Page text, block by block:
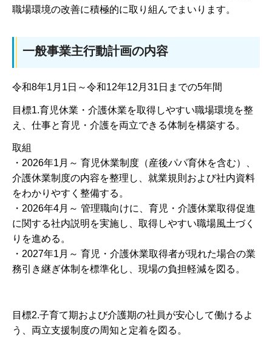
職場環境の改善に積極的に取り組んでまいります。
一般事業主行動計画の内容
令和8年1月1日～令和12年12月31日までの5年間
目標1.育児休業・介護休業を取得しやすい職場環境を整
え、仕事と育児・介護を両立できる体制を構築する。
取組
・2026年1月～ 育児休業制度（産後パパ育休を含む）、
介護休業制度の内容を整理し、就業規則および社内資料
をわかりやすく整備する。
・2026年4月～ 管理職向けに、育児・介護休業取得促進
に関する社内説明を実施し、取得しやすい職場風土づく
りを進める。
・2027年1月～ 育児・介護休業取得者が現れた場合の業
務引き継ぎ体制を標準化し、現場の負担軽減を図る。
目標2.子育て期および介護期の社員が安心して働けるよ
う、両立支援制度の周知と定着を図る。